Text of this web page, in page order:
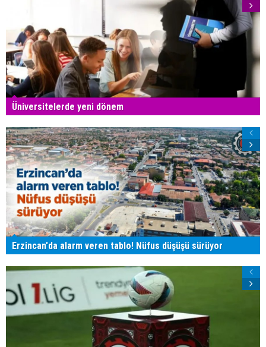
Üniversitelerde yeni dönem
Erzincan'da alarm veren tablo! Nüfus düşüşü sürüyor